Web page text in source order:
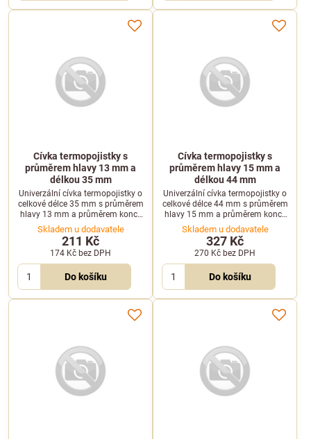
Cívka termopojistky s
průměrem hlavy 13 mm a
délkou 35 mm
Univerzální cívka termopojistky o
celkové délce 35 mm s průměrem
hlavy 13 mm a průměrem konce
9 mm. Bezpečnostní náhradní díl
pro plynové gastro spotřebiče.
Skladem u dodavatele
211 Kč
174 Kč bez DPH
Do košíku
Cívka termopojistky s
průměrem hlavy 15 mm a
délkou 44 mm
Univerzální cívka termopojistky o
celkové délce 44 mm s průměrem
hlavy 15 mm a průměrem konce
11 mm. Určeno pro zabezpečení
plynových gastro zařízení.
Skladem u dodavatele
327 Kč
270 Kč bez DPH
Do košíku